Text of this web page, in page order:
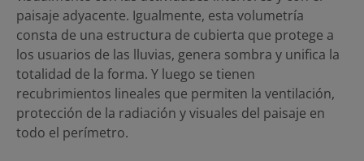
paisaje adyacente. Igualmente, esta volumetría
consta de una estructura de cubierta que protege a
los usuarios de las lluvias, genera sombra y unifica la
totalidad de la forma. Y luego se tienen
recubrimientos lineales que permiten la ventilación,
protección de la radiación y visuales del paisaje en
todo el perímetro.